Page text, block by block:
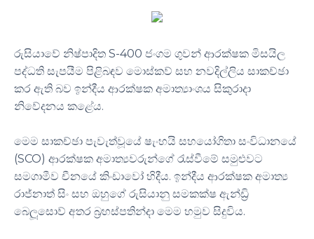
රුසියාවේ නිෂ්පාදිත S-400 ජංගම ගුවන් ආරක්ෂක මිසයිල
පද්ධති සැපයීම පිළිබඳව මොස්කව් සහ නවදිල්ලිය සාකච්ඡා
කර ඇති බව ඉන්දීය ආරක්ෂක අමාත්‍යාංශය සිකුරාදා
නිවේදනය කළේය.
මෙම සාකච්ඡා පැවැත්වූයේ ෂැංහයි සහයෝගිතා සංවිධානයේ
(SCO) ආරක්ෂක අමාත්‍යවරුන්ගේ රැස්වීමේ සමුළුවට
සමගාමීව චීනයේ කිංඩාවෝ හිදීය. ඉන්දීය ආරක්ෂක අමාත්‍ය
රාජ්නාත් සිං සහ ඔහුගේ රුසියානු සමකක්ෂ ඇන්ඩ්‍රි
බෙලූසොව් අතර බ්‍රහස්පතින්දා මෙම හමුව සිදුවිය.